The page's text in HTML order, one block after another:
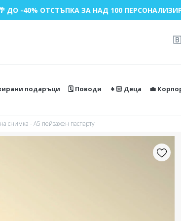
ДО -40% ОТСТЪПКА ЗА НАД 100
подаръци 🗓️ Поводи 👧🏻 Деца 💼
снимка - A5 пейзажен паспарту